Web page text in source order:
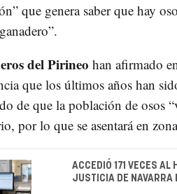
que genera saber que hay
del Pirineo han afirmado
que los últimos años han
de que la población de osos
por lo que se asentará en
ACCEDIÓ 171 VECES AL
JUSTICIA DE NAVARRA